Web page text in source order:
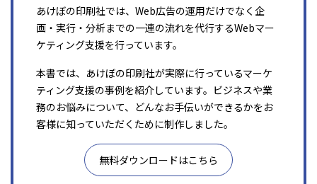
あけぼの印刷社では、Web広告の運用だけでなく企
画・実行・分析までの一連の流れを代行するWebマー
ケティング支援を行っています。
本書では、あけぼの印刷社が実際に行っているマーケ
ティング支援の事例を紹介しています。ビジネスや業
務のお悩みについて、どんなお手伝いができるかをお
客様に知っていただくために制作しました。
無料ダウンロードはこちら